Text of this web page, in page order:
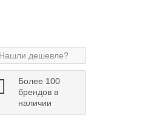
Нашли дешевле?
Более 100
брендов в
наличии